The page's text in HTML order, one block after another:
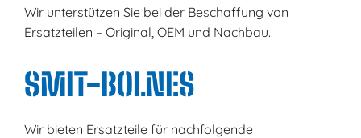
Wir unterstützen Sie bei der Beschaffung von
Ersatzteilen – Original, OEM und Nachbau.
SMIT-BOLNES
Wir bieten Ersatzteile für nachfolgende